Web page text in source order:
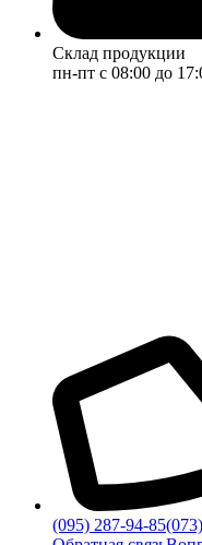
Склад продукции
пн-пт с 08:00 до
(095) 287-94-85